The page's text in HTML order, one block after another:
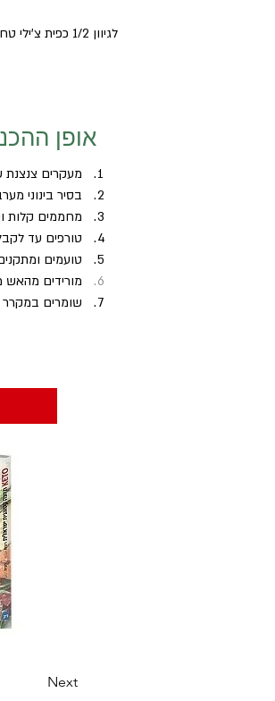
לגיוון 1/2 כפית צ'ילי טחון יבש
אופן
מעקרים צנצנת של כ-
בסיר בינוני
מחממים קלות
טורפים עד
טועמים
מורידים מהאש
שומרים
Next